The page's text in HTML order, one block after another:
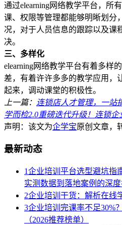
通过elearning网络教学平台，所
课、权限等管理都能够明晰划分
况，对于人员信息的跟踪以及课
决。
三、多样化
elearning网络教学平台有着多样
差，有着许许多多的教学应用，
起来，调动课堂的积极性。
上一篇： 连锁店人才管理，一站
学而检2.0重磅迭代升级！连锁
声明：该文为企学宝原创文章，
最新动态
1企业培训平台选型避坑指
实测数据到落地案例的深
2企业培训干货：解析在线
3企业培训完课率不足30%
（2026推荐榜单）